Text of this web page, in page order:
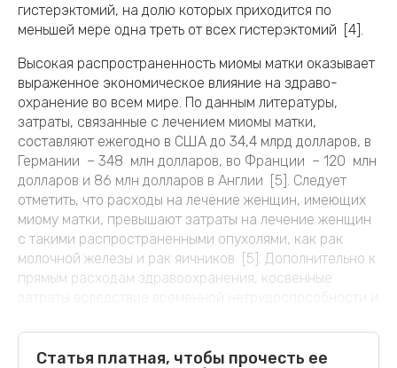
гистерэктомий, на долю которых приходится по
меньшей мере одна треть от всех гистерэктомий [4].
Высокая распространенность миомы матки оказывает
выраженное экономическое влияние на здраво­
охранение во всем мире. По данным литературы,
затраты, связанные с лечением миомы матки,
составляют ежегодно в США до 34,4 млрд долларов, в
Германии – 348 млн долларов, во Франции – 120 млн
долларов и 86 млн долларов в Англии [5]. Следует
отметить, что расходы на лечение женщин, имеющих
миому матки, превышают затраты на лечение женщин
с такими распространенными опухолями, как рак
молочной железы и рак яичников [5]. Дополнительно к
прямым расходам здравоохранения, косвенные
мире в 1,6–17,2 млрд долларов ежегодно [6].
Статья платная, чтобы прочесть ее